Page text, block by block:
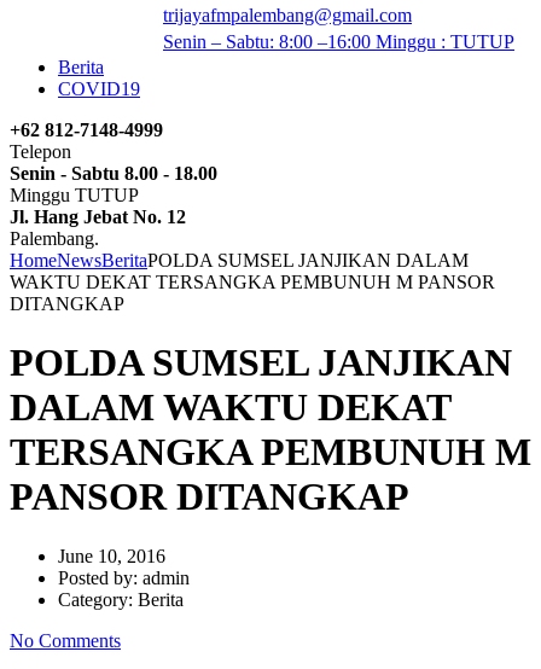
trijayafmpalembang@gmail.com
Senin – Sabtu: 8:00 –16:00 Minggu : TUTUP
Berita
COVID19
+62 812-7148-4999
Telepon
Senin - Sabtu 8.00 - 18.00
Minggu TUTUP
Jl. Hang Jebat No. 12
Palembang.
HomeNewsBeritaPOLDA SUMSEL JANJIKAN DALAM
WAKTU DEKAT TERSANGKA PEMBUNUH M PANSOR
DITANGKAP
POLDA SUMSEL JANJIKAN
DALAM WAKTU DEKAT
TERSANGKA PEMBUNUH M
PANSOR DITANGKAP
June 10, 2016
Posted by: admin
Category: Berita
No Comments